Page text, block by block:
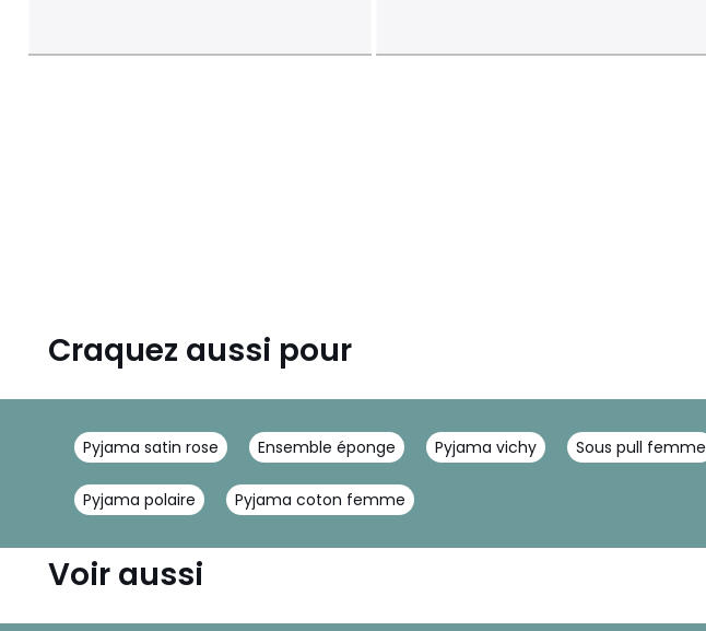
Craquez aussi pour
Pyjama satin rose Ensemble éponge Pyjama vichy Sous pull femme
Pyjama polaire Pyjama coton femme
Voir aussi